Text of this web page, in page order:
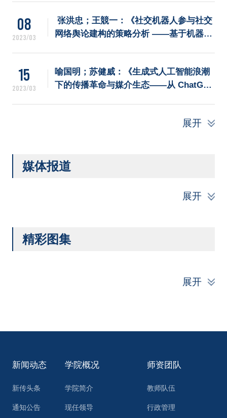
08
2023/03
张洪忠；王競一：《社交机器人参与社交
网络舆论建构的策略分析 ——基于机器行
15
2023/03
喻国明；苏健威：《生成式人工智能浪潮
下的传播革命与媒介生态——从 ChatGPT
展开
媒体报道
展开
精彩图集
展开
新闻动态
新传头条
通知公告
学院概况
学院简介
现任领导
师资团队
教师队伍
行政管理